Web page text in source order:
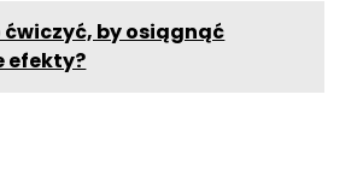
ćwiczyć, by osiągnąć
efekty?